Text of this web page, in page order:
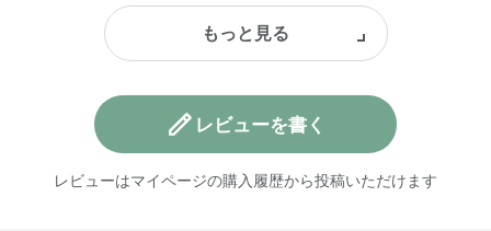
レビューを書く
レビューはマイページの購入履歴から投稿いただけます